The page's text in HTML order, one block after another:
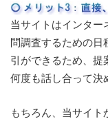
当サイトはインター
問調査するための日
引ができるため、提
何度も話し合って決
もちろん、当サイ